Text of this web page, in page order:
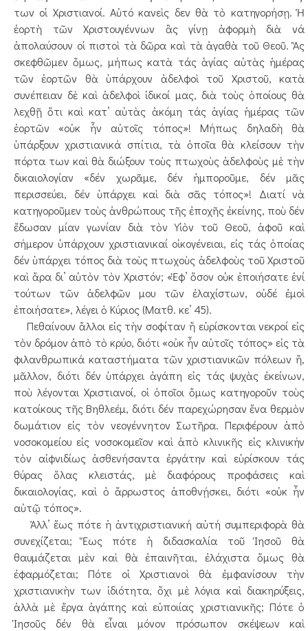
των οἱ Χριστιανοί. Αὐτό κανεὶς δεν θὰ τὸ κατηγορήσῃ. Ἡ
ἑορτὴ τῶν Χριστουγέννων ἂς γίνῃ ἀφορμὴ διὰ νά
ἀπολαύσουν οἱ πιστοὶ τὰ δῶρα καὶ τὰ ἀγαθὰ τοῦ Θεοῦ. Ἂς
σκεφθῶμεν ὅμως, μήπως κατὰ τάς ἁγίας αὐτὰς ἡμέρας
τῶν ἑορτῶν θὰ ὑπάρχουν ἀδελφοὶ τοῦ Χριστοῦ, κατὰ
συνέπειαν δὲ καὶ ἀδελφοὶ ἰδικοί μας, διὰ τοὺς ὁποίους θὰ
λεχθῇ ὅτι καὶ κατ’ αὐτὰς ἀκόμη τάς ἁγίας ἡμέρας τῶν
ἑορτῶν «οὐκ ἦν αὐτοῖς τόπος»! Μήπως δηλαδὴ θὰ
ὑπάρξουν χριστιανικά σπίτια, τὰ ὁποῖα θὰ κλείσουν τὴν
πόρτα των καὶ θὰ διώξουν τοὺς πτωχοὺς ἀδελφοὺς μὲ τὴν
δικαιολογίαν «δέν χωρᾶμε, δέν ἠμποροῦμε, δέν μᾶς
περισσεύει, δέν ὑπάρχει καὶ διὰ σᾶς τόπος»! Διατί νὰ
κατηγοροῦμεν τοὺς ἀνθρώπους τῆς ἐποχῆς ἐκείνης, ποὺ δέν
ἔδωσαν μίαν γωνίαν διὰ τὸν Υἱὸν τοῦ Θεοῦ, ἀφοῦ καὶ
σήμερον ὑπάρχουν χριστιανικαί οἰκογένειαι, εἰς τάς ὁποίας
δέν ὑπάρχει τόπος διὰ τοὺς πτωχοὺς ἀδελφοὺς τοῦ Χριστοῦ
καὶ ἄρα δι’ αὐτὸν τὸν Χριστόν; «Ἐφ’ ὅσον οὐκ ἐποιήσατε ἑνί
τούτων τῶν ἀδελφῶν μου τῶν ἐλαχίστων, οὐδέ ἐμοὶ
ἐποιήσατε», λέγει ὁ Κύριος (Ματθ. κε’ 45).
Πεθαίνουν ἄλλοι εἰς τὴν σοφίταν ἤ εὑρίσκονται νεκροί εἰς
τὸν δρόμον ἀπὸ τὸ κρύο, διότι «οὐκ ἦν αὐτοῖς τόπος» εἰς τὰ
φιλανθρωπικά καταστήματα τῶν χριστιανικῶν πόλεων ἤ,
μᾶλλον, διότι δέν ὑπάρχει ἀγάπη εἰς τάς ψυχὰς ἐκείνων,
ποὺ λέγονται Χριστιανοί, οἱ ὁποῖοι ὅμως κατηγοροῦν τοὺς
κατοίκους τῆς Βηθλεέμ, διότι δέν παρεχώρησαν ἕνα θερμὸν
δωμάτιον εἰς τὸν νεογέννητον Σωτῆρα. Περιφέρουν ἀπὸ
νοσοκομείου εἰς νοσοκομεῖον καὶ ἀπὸ κλινικῆς εἰς κλινικήν
τὸν αἰφνιδίως ἀσθενήσαντα ἐργάτην καὶ εὑρίσκουν τάς
θύρας ὅλας κλειστάς, μὲ διαφόρους προφάσεις καὶ
δικαιολογίας, καὶ ὁ ἄρρωστος ἀποθνῄσκει, διότι «οὐκ ἦν
αὐτῷ τόπος».
Ἀλλ’ ἕως πότε ἡ ἀντιχριστιανική αὐτή συμπεριφορὰ θὰ
συνεχίζεται; Ἕως πότε ἡ διδασκαλία τοῦ Ἰησοῦ θὰ
θαυμάζεται μὲν καὶ θὰ ἐπαινῆται, ἐλάχιστα ὅμως θὰ
ἐφαρμόζεται; Πότε οἱ Χριστιανοὶ θὰ ἐμφανίσουν τὴν
χριστιανικὴν των ἰδιότητα, ὄχι μὲ λόγια καὶ διακηρύξεις,
ἀλλὰ μὲ ἔργα ἀγάπης καὶ εὐποιίας χριστιανικῆς; Πότε ὁ
Ἰησοῦς δέν θὰ εἶναι μόνον πρόσωπον σκέψεων καὶ